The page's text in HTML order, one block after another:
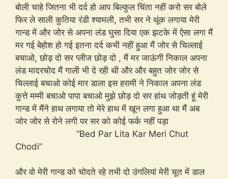
बोली चाहे जितना भी दर्द हो आप बिल्कुल चिंता नहीं करो सर बोले
फिर ले साली कुतिया रंडी श्यामली, तभी सर ने थूंक लगाया मेरी
गान्ड में और जोर से अपना लंड घुसा दिया एक झटके में ऐसा लगा मैं
मर गई बेहोश हो गई इतना दर्द कभी नहीं हुआ मैं जोर से चिल्लाई
बचाओ, छोड़ दो सर प्लीज छोड़ दो , मैं मर जाऊंगी निकाल अपना
लंड मादरचोद मैं गाली भी दे रही थी और और बहुत जोर जोर से
चिल्लाई बचाओ कोई मार डाला इस हरामी ने निकाल अपना लंड
कुत्ते मम्मी बचाओ पापा बचाओ मुझे छोड़ दो सर हांथ जोड़ती हूं मेरी
गान्ड में मैंने हाथ लगाया तो मेरे हाथ में खून लगा हुआ था मैं अब
जोर जोर से रोने लगी पर सर को कोई फर्क नहीं पड़ा
“Bed Par Lita Kar Meri Chut
Chodi”
और वो मेरी गान्ड को चोदते रहे तभी दो उंगलियां मेरी चूत में डाल